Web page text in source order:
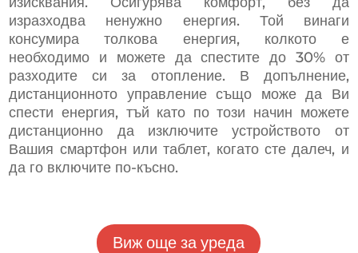
изразходва ненужно енергия. Той винаги
консумира толкова енергия, колкото е
необходимо и можете да спестите до 30% от
разходите си за отопление. В допълнение,
дистанционното управление също може да Ви
спести енергия, тъй като по този начин можете
дистанционно да изключите устройството от
Вашия смартфон или таблет, когато сте далеч, и
да го включите по-късно.
Виж още за уреда